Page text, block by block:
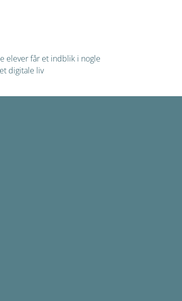
elever får et indblik i nogle
digitale liv